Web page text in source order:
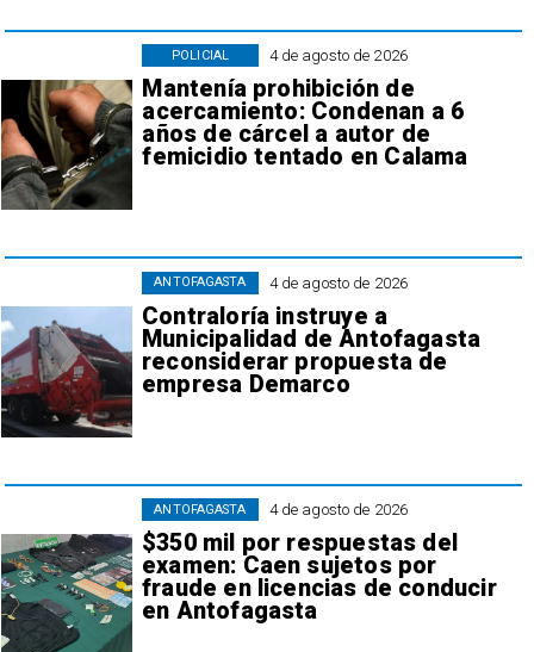
4 de agosto de 2026
Mantenía prohibición de
acercamiento: Condenan a 6
años de cárcel a autor de
femicidio tentado en Calama
POLICIAL
4 de agosto de 2026
Contraloría instruye a
Municipalidad de Antofagasta
reconsiderar propuesta de
empresa Demarco
ANTOFAGASTA
4 de agosto de 2026
$350 mil por respuestas del
examen: Caen sujetos por
fraude en licencias de conducir
en Antofagasta
ANTOFAGASTA